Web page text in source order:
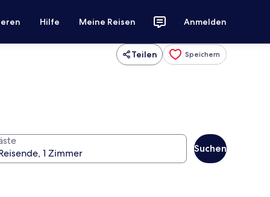
Hilfe Meine Reisen Anmelden
Teilen Speichern
Suchen